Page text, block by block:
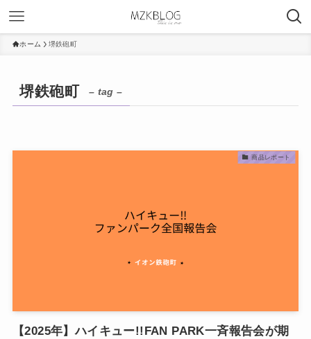
ホーム 堺鉄砲町
堺鉄砲町 – tag –
商品レポート
【2025年】ハイキュー!!FAN PARK一斉報告会が期